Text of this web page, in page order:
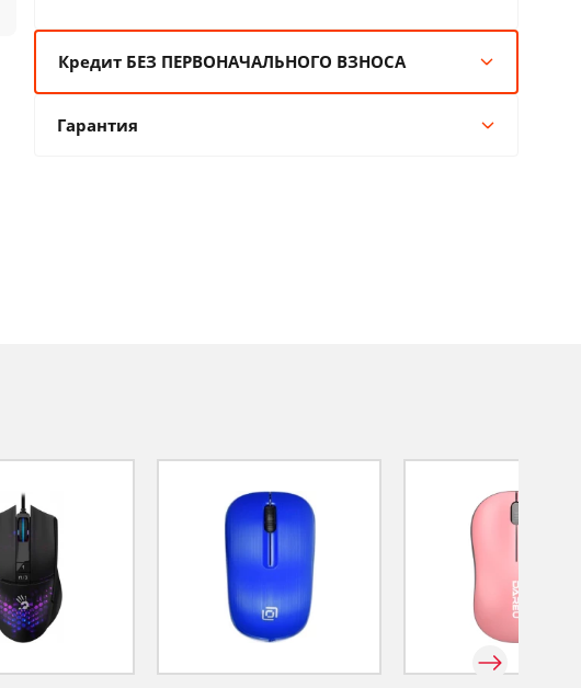
Кредит БЕЗ ПЕРВОНАЧАЛЬНОГО ВЗНОСА
12 мес:3 BYN/мес
Гарантия